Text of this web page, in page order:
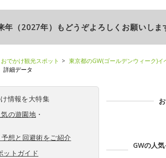
（2027年）もどうぞよろしくお願いしま
でかけ観光スポット
東京都のGW(ゴールデンウィーク)
詳細データ
情報を大特集
気の遊園地 ・
想と回避術をご紹介
ットガイド
GWの人